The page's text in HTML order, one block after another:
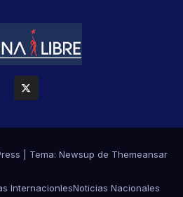
Tema: Newsup de Themeansar
InternacionlesNoticias Nacionales